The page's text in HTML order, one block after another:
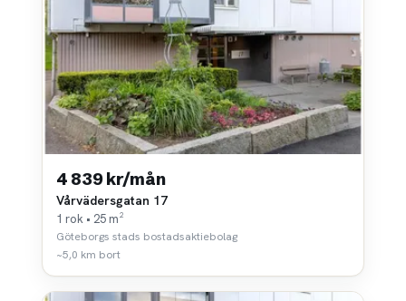
4 839 kr/mån
Vårvädersgatan 17
1 rok • 25 m²
Göteborgs stads bostadsaktiebolag
~5,0 km bort